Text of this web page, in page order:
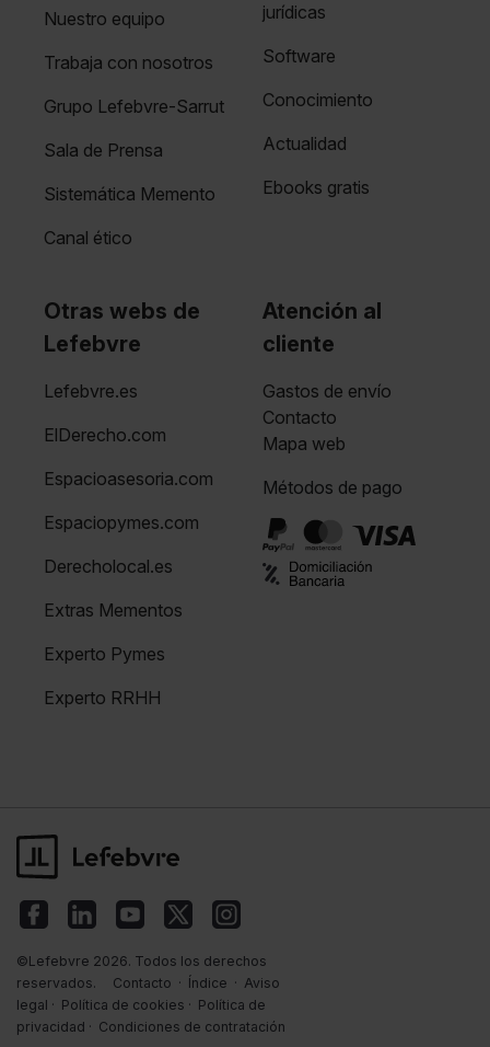
Nuestro equipo
Trabaja con nosotros
Grupo Lefebvre-Sarrut
Sala de Prensa
Sistemática Memento
Canal ético
jurídicas
Software
Conocimiento
Actualidad
Ebooks gratis
Otras webs de
Lefebvre
Lefebvre.es
ElDerecho.com
Espacioasesoria.com
Espaciopymes.com
Derecholocal.es
Extras Mementos
Experto Pymes
Experto RRHH
Atención al
cliente
Gastos de envío
Contacto
Mapa web
Métodos de pago
©Lefebvre 2026. Todos los derechos
reservados.
Contacto · Índice · Aviso
legal · Política de cookies · Política de
privacidad · Condiciones de contratación